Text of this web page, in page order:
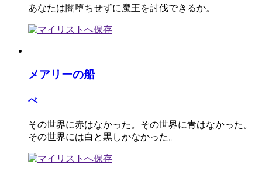
あなたは闇堕ちせずに魔王を討伐できるか。
メアリーの船
べ
その世界に赤はなかった。その世界に青はなかった。
その世界には白と黒しかなかった。